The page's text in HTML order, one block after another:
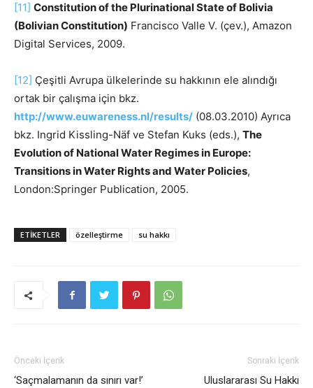
[11] Constitution of the Plurinational State of Bolivia
(Bolivian Constitution) Francisco Valle V. (çev.), Amazon
Digital Services, 2009.
[12] Çeşitli Avrupa ülkelerinde su hakkının ele alındığı
ortak bir çalışma için bkz.
http://www.euwareness.nl/results/ (08.03.2010) Ayrıca
bkz. Ingrid Kissling-Näf ve Stefan Kuks (eds.), The
Evolution of National Water Regimes in Europe:
Transitions in Water Rights and Water Policies,
London:Springer Publication, 2005.
ETIKETLER özelleştirme su hakkı
Önceki İçerik
‘Saçmalamanın da sınırı var!’
Sonraki İçerik
Uluslararası Su Hakkı